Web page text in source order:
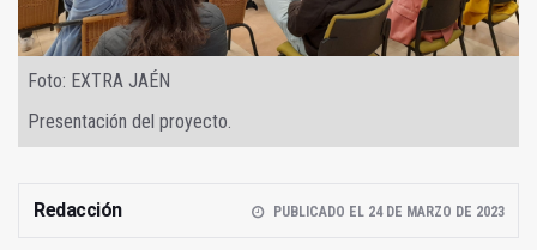
Foto: EXTRA JAÉN
Presentación del proyecto.
Redacción PUBLICADO EL 24 DE MARZO DE 2023